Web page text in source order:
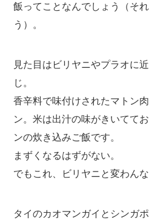
飯ってことなんでしょう（そ
う）。
見た目はビリヤニやプラオに
じ。
香辛料で味付けされたマトン
ン。米は出汁の味がきいてて
ンの炊き込みご飯です。
まずくなるはずがない。
でもこれ、ビリヤニと変わん
タイのカオマンガイとシンガ